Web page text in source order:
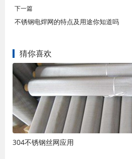
下一篇
不锈钢电焊网的特点及用途你知道吗
猜你喜欢
304不锈钢丝网应用